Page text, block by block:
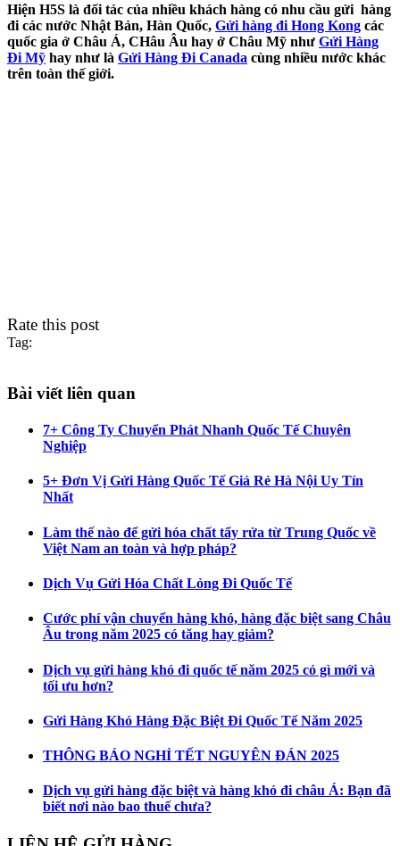
Hiện H5S là đối tác của nhiều khách hàng có nhu cầu gửi hàng
đi các nước Nhật Bản, Hàn Quốc, Gửi hàng đi Hong Kong các
quốc gia ở Châu Á, CHâu Âu hay ở Châu Mỹ như Gửi Hàng
Đi Mỹ hay như là Gửi Hàng Đi Canada cùng nhiều nước khác
trên toàn thế giới.
Rate this post
Tag:
Bài viết liên quan
7+ Công Ty Chuyển Phát Nhanh Quốc Tế Chuyên
Nghiệp
5+ Đơn Vị Gửi Hàng Quốc Tế Giá Rẻ Hà Nội Uy Tín
Nhất
Làm thế nào để gửi hóa chất tẩy rửa từ Trung Quốc về
Việt Nam an toàn và hợp pháp?
Dịch Vụ Gửi Hóa Chất Lỏng Đi Quốc Tế
Cước phí vận chuyển hàng khó, hàng đặc biệt sang Châu
Âu trong năm 2025 có tăng hay giảm?
Dịch vụ gửi hàng khó đi quốc tế năm 2025 có gì mới và
tối ưu hơn?
Gửi Hàng Khó Hàng Đặc Biệt Đi Quốc Tế Năm 2025
THÔNG BÁO NGHỈ TẾT NGUYÊN ĐÁN 2025
Dịch vụ gửi hàng đặc biệt và hàng khó đi châu Á: Bạn đã
biết nơi nào bao thuế chưa?